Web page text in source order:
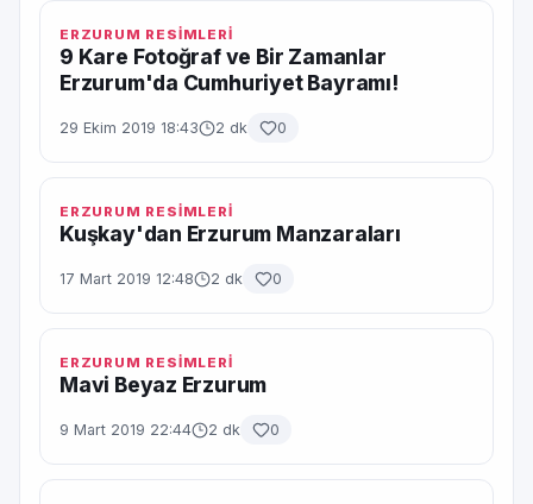
ERZURUM RESİMLERİ
9 Kare Fotoğraf ve Bir Zamanlar
Erzurum'da Cumhuriyet Bayramı!
29 Ekim 2019 18:43 2 dk 0
ERZURUM RESİMLERİ
Kuşkay'dan Erzurum Manzaraları
17 Mart 2019 12:48 2 dk 0
ERZURUM RESİMLERİ
Mavi Beyaz Erzurum
9 Mart 2019 22:44 2 dk 0